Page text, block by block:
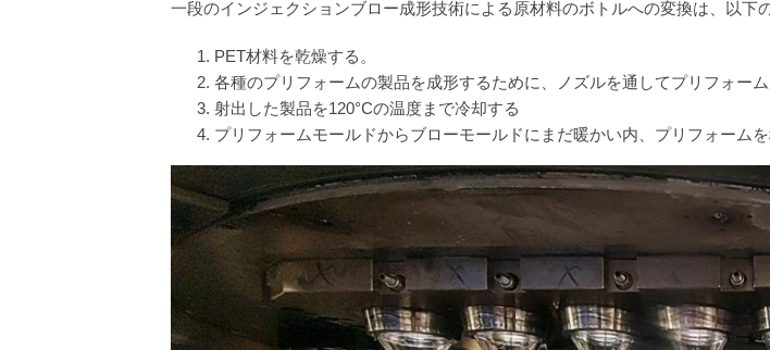
一段のインジェクションブロー成形技術による原材料のボトルへの変換は、以下
PET材料を乾燥する。
各種のプリフォームの製品を成形するために、ノズルを通してプリフォー
射出した製品を120°Cの温度まで冷却する
プリフォームモールドからブローモールドにまだ暖かい内、プリフォーム